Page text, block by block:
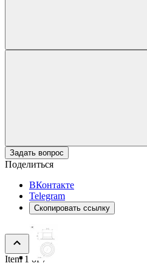
Задать вопрос
Поделиться
ВКонтакте
Telegram
Скопировать ссылку
Item 1 of 7